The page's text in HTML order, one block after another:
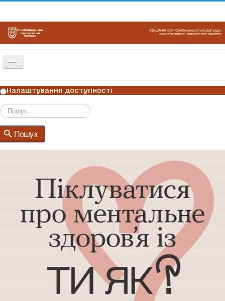
Перемикач
ГОЛОВНА
НОВИНИ
ОГОЛОШЕННЯ
ГРАФІКИ ПРИЙОМУ
Налаштування доступності
Пошук